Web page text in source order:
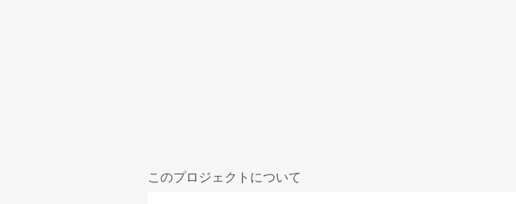
このプロジェクトについて